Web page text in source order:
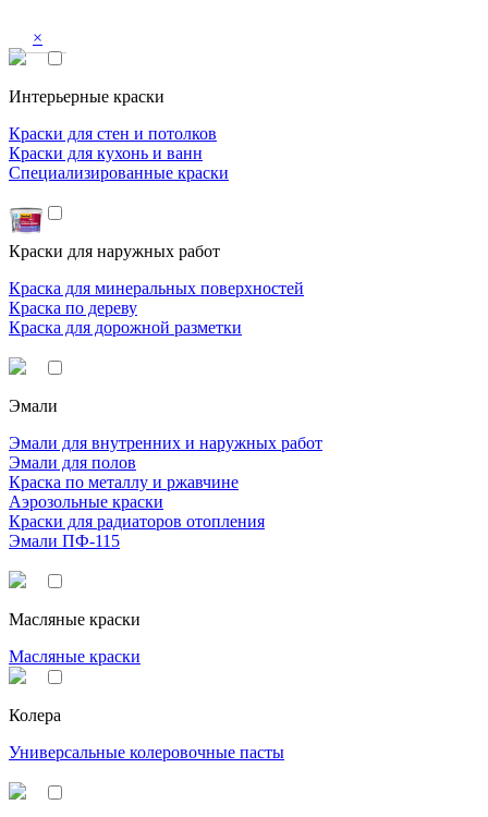
×
Интерьерные краски
Краски для стен и потолков
Краски для кухонь и ванн
Специализированные краски
Краски для наружных работ
Краска для минеральных поверхностей
Краска по дереву
Краска для дорожной разметки
Эмали
Эмали для внутренних и наружных работ
Эмали для полов
Краска по металлу и ржавчине
Аэрозольные краски
Краски для радиаторов отопления
Эмали ПФ-115
Масляные краски
Масляные краски
Колера
Универсальные колеровочные пасты